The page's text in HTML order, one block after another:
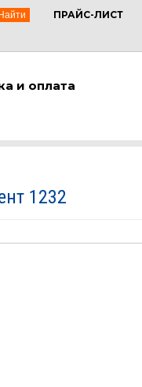
ПРАЙС-ЛИСТ
и оплата
1232